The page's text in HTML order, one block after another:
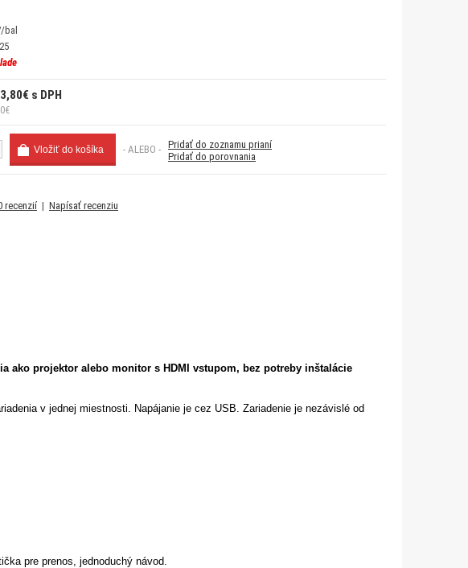
bal
s DPH
- ALEBO - Pridať do zoznamu prianí
Pridať do porovnania
recenzií | Napísať recenziu
ako projektor alebo monitor s HDMI vstupom, bez potreby inštalácie
v jednej miestnosti. Napájanie je cez USB. Zariadenie je nezávislé od
pre prenos, jednoduchý návod.